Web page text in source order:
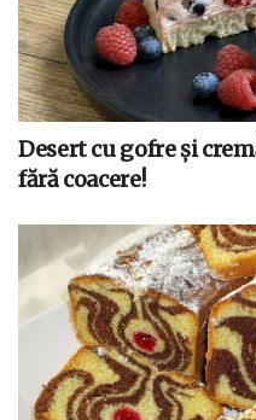
Desert cu gofre și
fără coacere!